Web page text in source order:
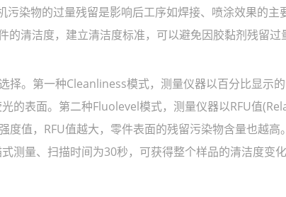
染物的过量残留是影响后工序如焊接、喷涂效果的主
清洁度，建立清洁度标准，可以避免因胶黏剂残留过
。第一种Cleanliness模式，测量仪器以百分比显示
的表面。第二种Fluolevel模式，测量仪器以RFU值
值，RFU值越大，零件表面的残留污染物含量也越高
测量、扫描时间为30秒，可获得整个样品的清洁度变